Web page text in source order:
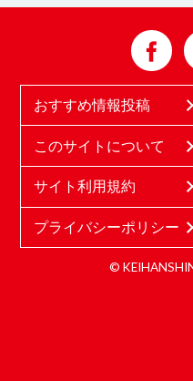
おすすめ情報投稿
このサイトについて
サイト利用規約
プライバシーポリシー
©